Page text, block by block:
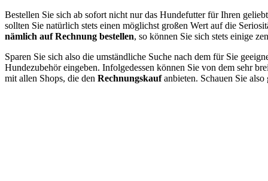
Bestellen Sie sich ab sofort nicht nur das Hundefutter für Ihren
sollten Sie natürlich stets einen möglichst großen Wert auf die
nämlich auf Rechnung bestellen, so können Sie sich stets einige
Sparen Sie sich also die umständliche Suche nach dem für Sie
Hundezubehör eingeben. Infolgedessen können Sie von dem sehr
mit allen Shops, die den Rechnungskaufanbieten. Schauen Sie